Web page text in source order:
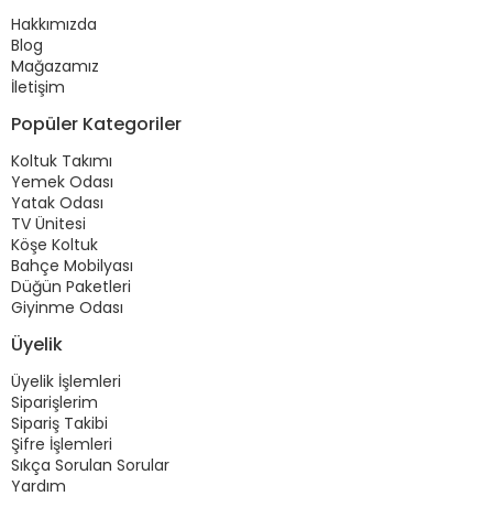
Hakkımızda
Blog
Mağazamız
İletişim
Popüler Kategoriler
Koltuk Takımı
Yemek Odası
Yatak Odası
TV Ünitesi
Köşe Koltuk
Bahçe Mobilyası
Düğün Paketleri
Giyinme Odası
Üyelik
Üyelik İşlemleri
Siparişlerim
Sipariş Takibi
Şifre İşlemleri
Sıkça Sorulan Sorular
Yardım